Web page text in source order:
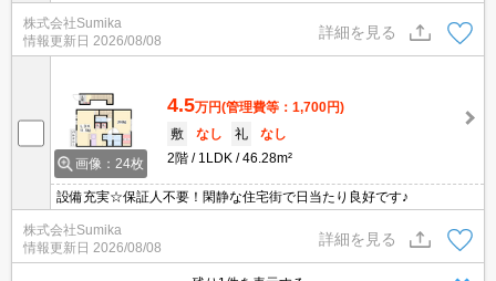
株式会社Sumika
情報更新日 2026/08/08
詳細を見る
画像：24枚
4.5万円(管理費等：1,700円)
敷
なし 礼
なし
2階
1LDK 46.28m²
設備充実☆保証人不要！閑静な住宅街で日当たり良好です♪
株式会社Sumika
情報更新日 2026/08/08
詳細を見る